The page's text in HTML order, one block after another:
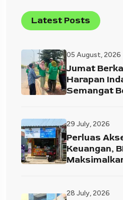
Latest Posts
05 August, 2026
Jumat
Harapan
Semangat
29 July, 2026
Perluas
Keuangan,
28 July, 2026